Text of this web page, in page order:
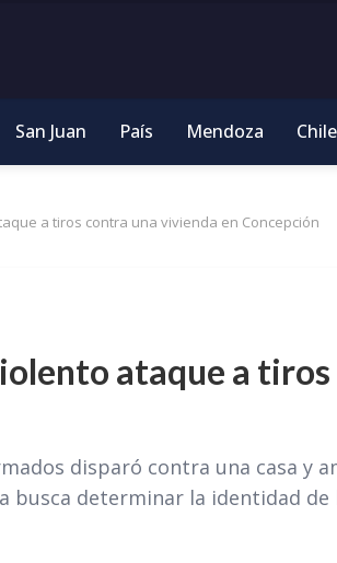
San Juan País Mendoza Chile
a tiros contra una vivienda en Concepción
ataque a
disparó contra una casa y
busca determinar la identidad